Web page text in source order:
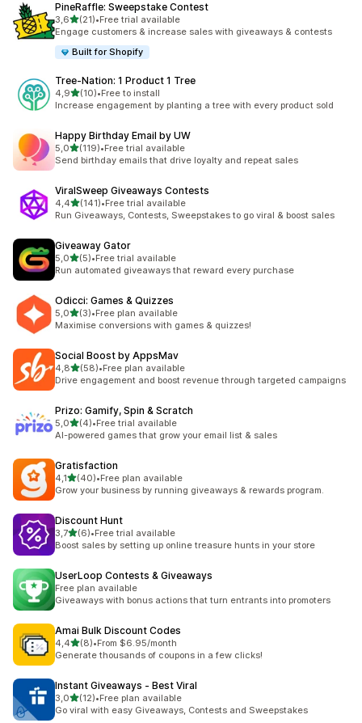
PineRaffle: Sweepstake Contest
3,65 yıldız üzerinden
(21)
toplam 21 değerlendirme
•Free trial available
Engage customers & increase sales with giveaways & contests
Built for Shopify
Tree‑Nation: 1 Product 1 Tree
4,95 yıldız üzerinden
(10)
toplam 10 değerlendirme
•Free to install
Increase engagement by planting a tree with every product sold
Happy Birthday Email by UW
5,05 yıldız üzerinden
(119)
toplam 119 değerlendirme
•Free trial available
Send birthday emails that drive loyalty and repeat sales
ViralSweep Giveaways Contests
4,45 yıldız üzerinden
(141)
toplam 141 değerlendirme
•Free trial available
Run Giveaways, Contests, Sweepstakes to go viral & boost sales
Giveaway Gator
5,05 yıldız üzerinden
(5)
toplam 5 değerlendirme
•Free trial available
Run automated giveaways that reward every purchase
Odicci: Games & Quizzes
5,05 yıldız üzerinden
(3)
toplam 3 değerlendirme
•Free plan available
Maximise conversions with games & quizzes!
Social Boost by AppsMav
4,85 yıldız üzerinden
(58)
toplam 58 değerlendirme
•Free plan available
Drive engagement and boost revenue through targeted campaigns
Prizo: Gamify, Spin & Scratch
5,05 yıldız üzerinden
(4)
toplam 4 değerlendirme
•Free trial available
AI-powered games that grow your email list & sales
Gratisfaction
4,15 yıldız üzerinden
(40)
toplam 40 değerlendirme
•Free plan available
Grow your business by running giveaways & rewards program.
Discount Hunt
3,75 yıldız üzerinden
(6)
toplam 6 değerlendirme
•Free trial available
Boost sales by setting up online treasure hunts in your store
UserLoop Contests & Giveaways
Free plan available
Giveaways with bonus actions that turn entrants into promoters
Amai Bulk Discount Codes
4,45 yıldız üzerinden
(8)
toplam 8 değerlendirme
•From $6.95/month
Generate thousands of coupons in a few clicks!
Instant Giveaways ‑ Best Viral
3,05 yıldız üzerinden
(12)
toplam 12 değerlendirme
•Free plan available
Go viral with easy Giveaways, Contests and Sweepstakes